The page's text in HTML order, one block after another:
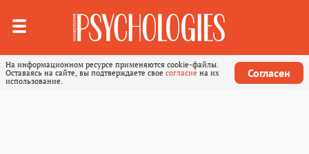
На информационном ресурсе применяются cookie-файлы.
Оставаясь на сайте, вы подтверждаете свое согласие на их
использование.
Согласен